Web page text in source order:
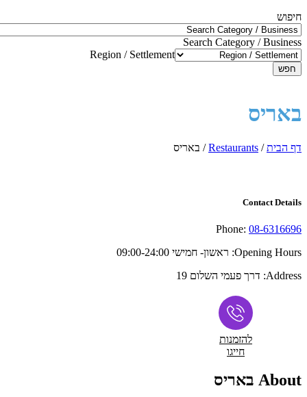
חיפוש
Search Category / Business
Region / Settlement
חפש
באריס
דף הבית/
Restaurants
/ באריס
Contact Details
Phone: 08-6316696
Opening Hours: ראשון- חמישי 09:00-24:00
Address: דרך פעמי השלום 19
להזמנות
חייגו
About באריס